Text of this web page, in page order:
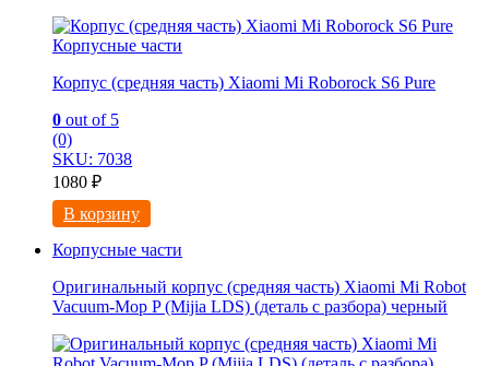
Корпусные части
Корпус (средняя часть) Xiaomi Mi Roborock S6 Pure
0 out of 5
(0)
SKU: 7038
1080 ₽
В корзину
Корпусные части
Оригинальный корпус (средняя часть) Xiaomi Mi Robot
Vacuum-Mop P (Mijia LDS) (деталь с разбора) черный